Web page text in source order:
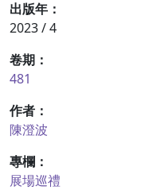
出版年：
2023 / 4
卷期：
481
作者：
陳澄波
專欄：
展場巡禮